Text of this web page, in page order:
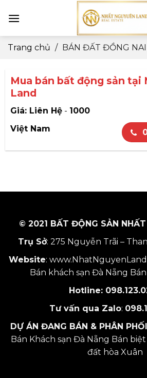
Trang chủ / BÁN ĐẤT ĐỒNG NAI
Mua bán bất động sản tại
Land
Giá: Liên Hệ- 1000
Việt Nam
© 2021 BẤT ĐỘNG SẢN NHẤT
Trụ Sở: 275 Nguyễn Trãi –
Website:
Bán khách sạn Đà Nẵng
Hotline:
Tư vấn qua Zalo:
DỰ ÁN ĐANG BÁN & PHÂN PHỐI
Bán Khách sạn Đà Nẵng Bán
đất hòa Xuân